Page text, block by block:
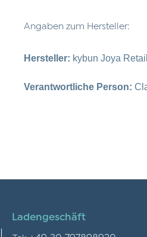
Angaben zum Hersteller:
Hersteller: kybun Joya
Verantwortliche Person:
Ladengeschäft